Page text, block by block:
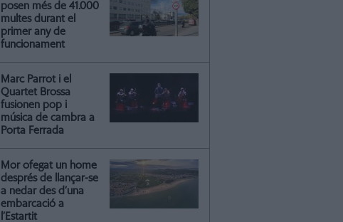
posen més de 41.000
multes durant el
primer any de
funcionament
Marc Parrot i el
Quartet Brossa
fusionen pop i
música de cambra a
Porta Ferrada
Mor ofegat un home
després de llançar-se
a nedar des d’una
embarcació a
l’Estartit